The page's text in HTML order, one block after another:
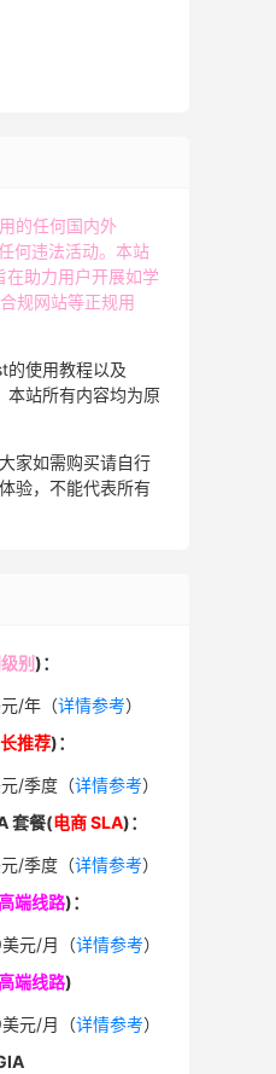
的任何国内外
何违法活动。本站
在助力用户开展如学
规网站等正规用
使用教程以及
站所有内容均为原
家如需购买请自行
验，不能代表所有
别)：
/年（详情参考）
推荐)：
/季度（详情参考）
套餐(电商 SLA)：
/季度（详情参考）
端线路)：
元/月（详情参考）
端线路)
元/月（详情参考）